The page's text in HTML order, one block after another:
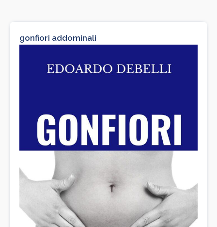
gonfiori addominali